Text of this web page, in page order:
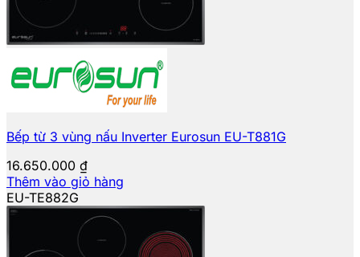
Bếp từ 3 vùng nấu Inverter Eurosun EU-T881G
16.650.000 ₫
Thêm vào giỏ hàng
EU-TE882G